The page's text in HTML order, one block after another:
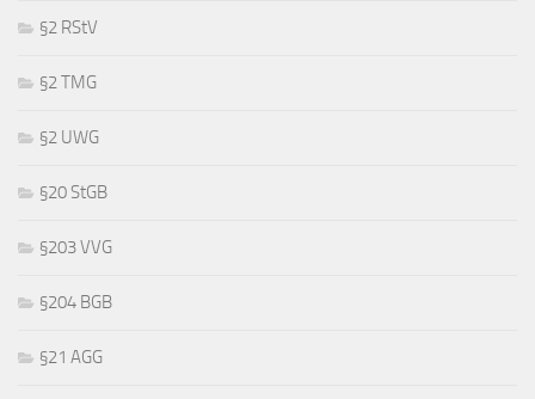
§2 RStV
§2 TMG
§2 UWG
§20 StGB
§203 VVG
§204 BGB
§21 AGG